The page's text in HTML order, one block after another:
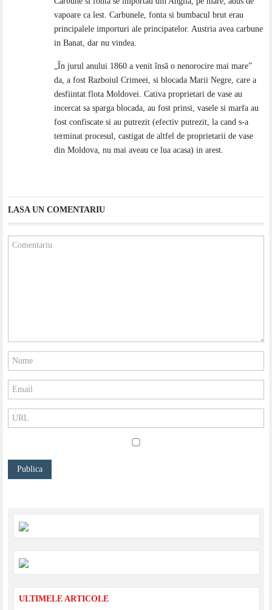
vapoare ca lest. Carbunele, fonta si bumbacul brut erau
principalele importuri ale principatelor. Austria avea carbune
in Banat, dar nu vindea.
„În jurul anului 1860 a venit însă o nenorocire mai mare”
da, a fost Razboiul Crimeei, si blocada Marii Negre, care a
desfiintat flota Moldovei. Cativa proprietari de vase au
incercat sa sparga blocada, au fost prinsi, vasele si marfa au
fost confiscate si au putrezit (efectiv putrezit, la cand s-a
terminat procesul, castigat de altfel de proprietarii de vase
din Moldova, nu mai aveau ce lua acasa) in arest.
LASA UN COMENTARIU
ULTIMELE ARTICOLE